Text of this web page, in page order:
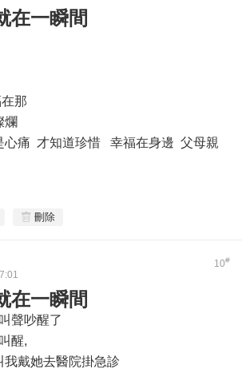
在一瞬間
那
爛
心痛 才知道珍惜 幸福在身邊 父母親
刪除
10#
在一瞬間
聲吵醒了
醒,
我戴她去醫院掛急診